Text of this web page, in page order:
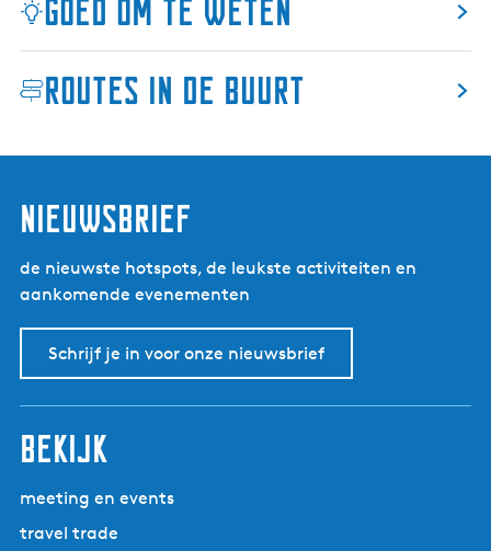
Goed om te weten
Routes in de buurt
nieuwsbrief
de nieuwste hotspots, de leukste activiteiten en
aankomende evenementen
Schrijf je in voor onze nieuwsbrief
bekijk
meeting en events
travel trade